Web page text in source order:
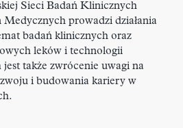
Sieci Badań Klinicznych
prowadzi działania
badań klinicznych oraz
leków i technologii
także zwrócenie uwagi na
i budowania kariery w